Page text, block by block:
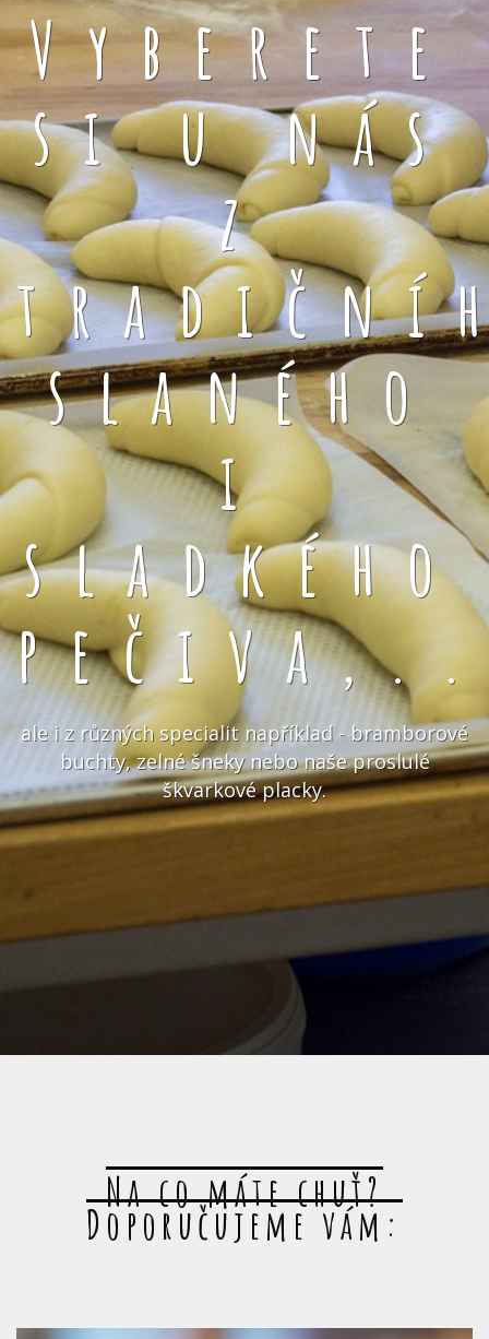
Vyberete
si u nás
z
slaného
i
sladkého
ale i z různých specialit například - bramborové
buchty, zelné šneky nebo naše proslulé
škvarkové placky.
Na co máte chuť?
Doporučujeme vám: